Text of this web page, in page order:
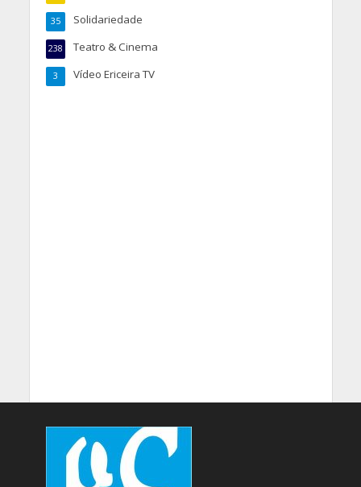
Solidariedade
35
Teatro & Cinema
238
Vídeo Ericeira TV
3